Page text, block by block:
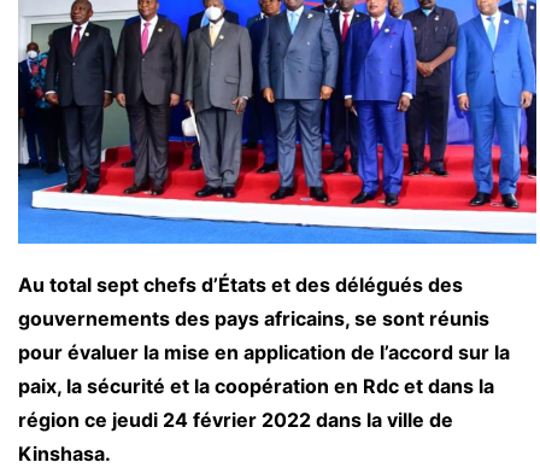
Au total sept chefs d’États et des délégués des
gouvernements des pays africains, se sont réunis
pour évaluer la mise en application de l’accord sur la
paix, la sécurité et la coopération en Rdc et dans la
région ce jeudi 24 février 2022 dans la ville de
Kinshasa.